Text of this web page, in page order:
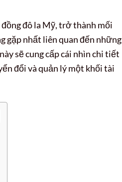
đô la Mỹ, trở thành mối
gặp nhất liên quan đến những
sẽ cung cấp cái nhìn chi tiết
đổi và quản lý một khối tài